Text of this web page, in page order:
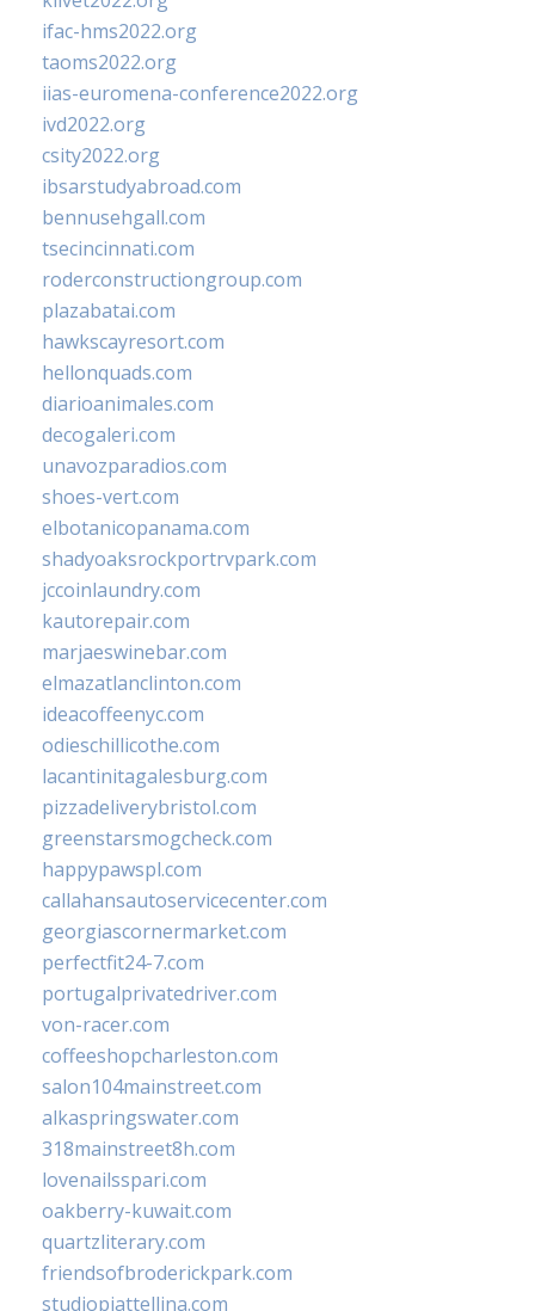
ifac-hms2022.org
taoms2022.org
iias-euromena-conference2022.org
ivd2022.org
csity2022.org
ibsarstudyabroad.com
bennusehgall.com
tsecincinnati.com
roderconstructiongroup.com
plazabatai.com
hawkscayresort.com
hellonquads.com
diarioanimales.com
decogaleri.com
unavozparadios.com
shoes-vert.com
elbotanicopanama.com
shadyoaksrockportrvpark.com
jccoinlaundry.com
kautorepair.com
marjaeswinebar.com
elmazatlanclinton.com
ideacoffeenyc.com
odieschillicothe.com
lacantinitagalesburg.com
pizzadeliverybristol.com
greenstarsmogcheck.com
happypawspl.com
callahansautoservicecenter.com
georgiascornermarket.com
perfectfit24-7.com
portugalprivatedriver.com
von-racer.com
coffeeshopcharleston.com
salon104mainstreet.com
alkaspringswater.com
318mainstreet8h.com
lovenailsspari.com
oakberry-kuwait.com
quartzliterary.com
friendsofbroderickpark.com
studiopiattellina.com